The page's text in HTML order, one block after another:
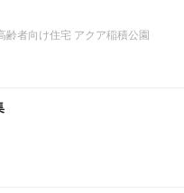
者向け住宅 アクア稲積公園